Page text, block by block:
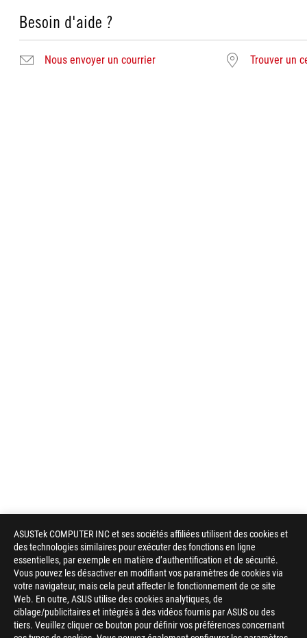
ASUSTek COMPUTER INC et ses sociétés affiliées utilisent des cookies et
des technologies similaires pour exécuter des fonctions en ligne
essentielles, par exemple en matière d’authentification et de sécurité.
Vous pouvez les désactiver en modifiant vos paramètres de cookies via
votre navigateur, mais cela peut affecter le fonctionnement de ce site
Web. En outre, ASUS utilise des cookies analytiques, de
ciblage/publicitaires et intégrés à des vidéos fournis par ASUS ou des
tiers. Veuillez cliquer ce bouton pour définir vos préférences concernant
Besoin d'aide ?
Nous envoyer un courrier Trouver un
Disclaimer
Souris & tapis de souris